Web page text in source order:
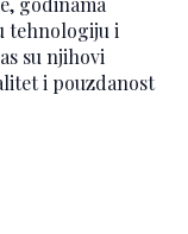
tehnologiju i
su njihovi
i pouzdanost